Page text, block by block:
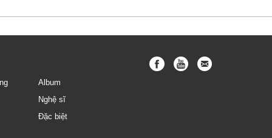
Album
Nghệ sĩ
Đặc biệt